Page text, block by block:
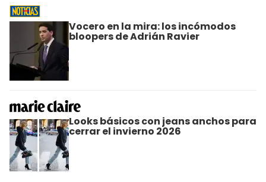
Vocero en la mira: los incómodos
bloopers de Adrián Ravier
Looks básicos con jeans anchos para
cerrar el invierno 2026